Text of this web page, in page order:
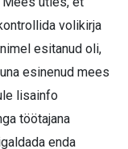
volikirja
esitanud oli,
esinenud mees
lisainfo
töötajana
enda